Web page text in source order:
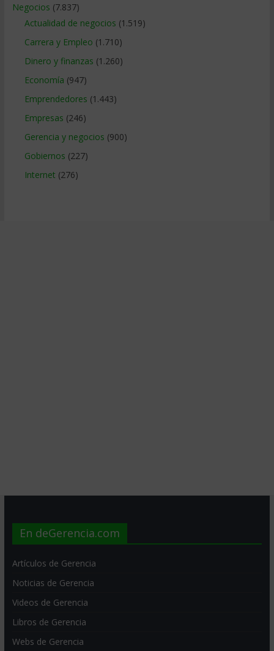
Negocios (7.837)
Actualidad de negocios (1.519)
Carrera y Empleo (1.710)
Dinero y finanzas (1.260)
Economía (947)
Emprendedores (1.443)
Empresas (246)
Gerencia y negocios (900)
Gobiernos (227)
Internet (276)
En deGerencia.com
Artículos de Gerencia
Noticias de Gerencia
Videos de Gerencia
Libros de Gerencia
Webs de Gerencia